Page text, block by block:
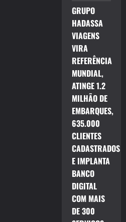
GRUPO
HADASSA
VIAGENS
VIRA
REFERÊNCIA
MUNDIAL,
ATINGE 1.2
MILHÃO DE
EMBARQUES,
635.000
CLIENTES
CADASTRADOS
E IMPLANTA
BANCO
DIGITAL
COM MAIS
DE 300